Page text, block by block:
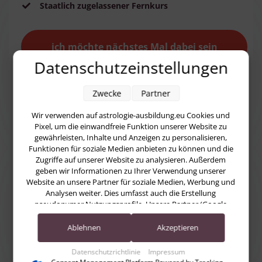
Staatlich zugelassener Fernkurs
ich möchte nächstes Mal dabei sein
Datenschutzeinstellungen
Wir verwenden auf astrologie-ausbildung.eu Cookies und
Pixel, um die einwandfreie Funktion unserer Website zu
gewährleisten, Inhalte und Anzeigen zu personalisieren,
Funktionen für soziale Medien anbieten zu können und die
Zugriffe auf unserer Website zu analysieren. Außerdem
geben wir Informationen zu Ihrer Verwendung unserer
Website an unsere Partner für soziale Medien, Werbung und
Analysen weiter. Dies umfasst auch die Erstellung
pseudonymer Nutzungsprofile. Unsere Partner (Google
Advertising Products) führen diese Informationen
möglicherweise mit weiteren Daten zusammen, die Sie ihnen
Accounts) oder welche sie im Rahmen Ihrer Nutzung der
Dienste gesammelt haben (bspw. Nutzungsdaten anderer
Datenschutzrichtlinie Impressum
Zwecke Partner
Ablehnen Akzeptieren